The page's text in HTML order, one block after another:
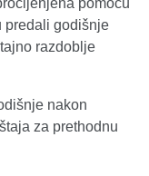
pomoću
predali godišnje
razdoblje
nakon
za prethodnu